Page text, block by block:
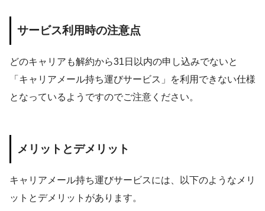
サービス利用時の注意点
どのキャリアも解約から31日以内の申し込みでないと
「キャリアメール持ち運びサービス」を利用できない仕様
となっているようですのでご注意ください。
メリットとデメリット
キャリアメール持ち運びサービスには、以下のようなメリ
ットとデメリットがあります。